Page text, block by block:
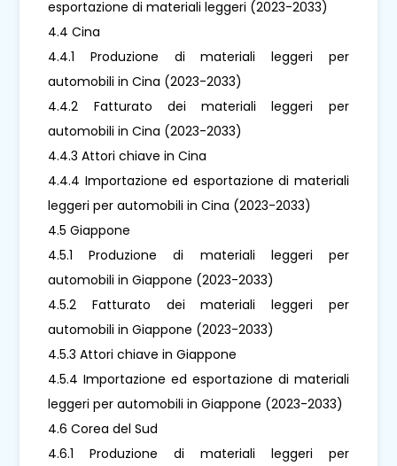
esportazione di materiali leggeri (2023-2033)
4.4 Cina
4.4.1 Produzione di materiali leggeri per
automobili in Cina (2023-2033)
4.4.2 Fatturato dei materiali leggeri per
automobili in Cina (2023-2033)
4.4.3 Attori chiave in Cina
4.4.4 Importazione ed esportazione di materiali
leggeri per automobili in Cina (2023-2033)
4.5 Giappone
4.5.1 Produzione di materiali leggeri per
automobili in Giappone (2023-2033)
4.5.2 Fatturato dei materiali leggeri per
automobili in Giappone (2023-2033)
4.5.3 Attori chiave in Giappone
4.5.4 Importazione ed esportazione di materiali
leggeri per automobili in Giappone (2023-2033)
4.6 Corea del Sud
4.6.1 Produzione di materiali leggeri per